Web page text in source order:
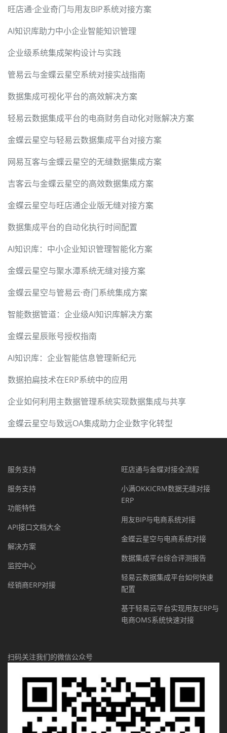
旺店通·企业奇门与用友BIP系统对接方案
AI知识库助力中小企业智能知识管理
企业级系统集成架构设计与实践
管易云与金蝶云星空系统对接实战指南
数据集成可视化平台的高效解决方案
轻易云数据集成平台的电商财务自动化对账解决方案
金蝶云星空与轻易云数据集成平台对接方案
网易互客与金蝶云星空的无缝数据集成方案
吉客云与金蝶云星空的高效数据集成方案
金蝶云星空与旺店通企业版无缝对接方案
数据集成平台的自动化执行时间配置
AI知识库：中小企业知识管理智能化方案
金蝶云星空与聚水潭系统无缝对接方案
金蝶云星空与管易云·奇门系统集成方案
智能数据管道：企业级AI知识库解决方案
金蝶云星辰账号授权指南
AI知识库：企业智能信息管理新纪元
数据拍扁技术在ERP系统中的应用
企业如何利用主数据管理系统实现数据集成与共享
金蝶云星空与致远OA集成助力企业数字化转型
服务支持
服务支持
功能特性
API接口文档大全
解决方案
监控中心
经销商ERP对接
旺店通与金蝶对接全流程
小满OKKICRM数据无缝对接
ERP
用友BIP与电商系统对接
金蝶云星空与电商系统对接
数据集成平台综合评测报告
轻易云数据集成平台如何快速
配置
基于轻易云平台实现用友ERP与
电商OMS系统快速对接
扫码关注我们的微信公众号